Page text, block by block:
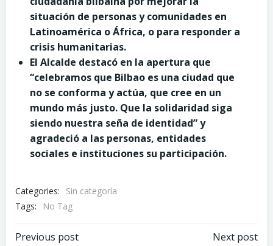
situación de personas y comunidades en
Latinoamérica o África, o para responder a
crisis humanitarias.
El Alcalde destacó en la apertura que
“celebramos que Bilbao es una ciudad que
no se conforma y actúa, que cree en un
mundo más justo. Que la solidaridad siga
siendo nuestra seña de identidad” y
agradeció a las personas, entidades
sociales e instituciones su participación.
Categories:
Sin categoría
Tags:
No Tag
Previous post Next post